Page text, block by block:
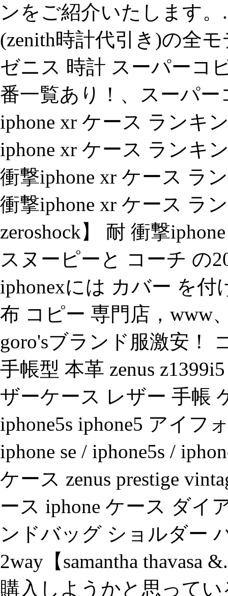
ンをご紹介いたします
(zenith時計代引き)の全
ゼニス 時計 スーパーコ
番一覧あり！、スーパ
iphone xr ケース ランキ
iphone xr ケース ランキ
衝撃iphone xr ケース ラ
衝撃iphone xr ケース ラ
zeroshock】 耐 衝撃
スヌーピーと コーチ の
iphonexには カバー を
布 コピー 専門店，www
goro'sブランド服激安！
手帳型 本革 zenus
ザーケース レザー 手帳
iphone5s iphone5 アイフ
iphone se / iphone5s /
ケース zenus prestige
ース iphone ケース ダイ
ンドバッグ ショルダー
2way【samantha
購入しようかと思って